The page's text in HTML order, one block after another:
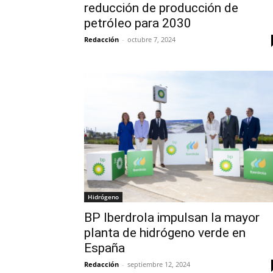
reducción de producción de
petróleo para 2030
Redacción - octubre 7, 2024
Hidrógeno
BP Iberdrola impulsan la mayor
planta de hidrógeno verde en
España
Redacción - septiembre 12, 2024